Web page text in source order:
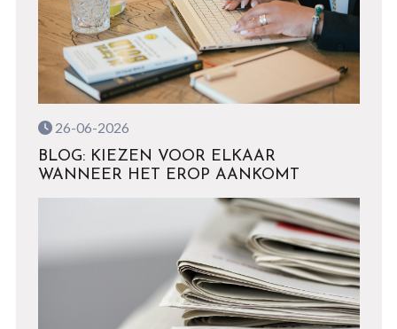
26-06-2026
BLOG: KIEZEN VOOR ELKAAR
WANNEER HET EROP AANKOMT